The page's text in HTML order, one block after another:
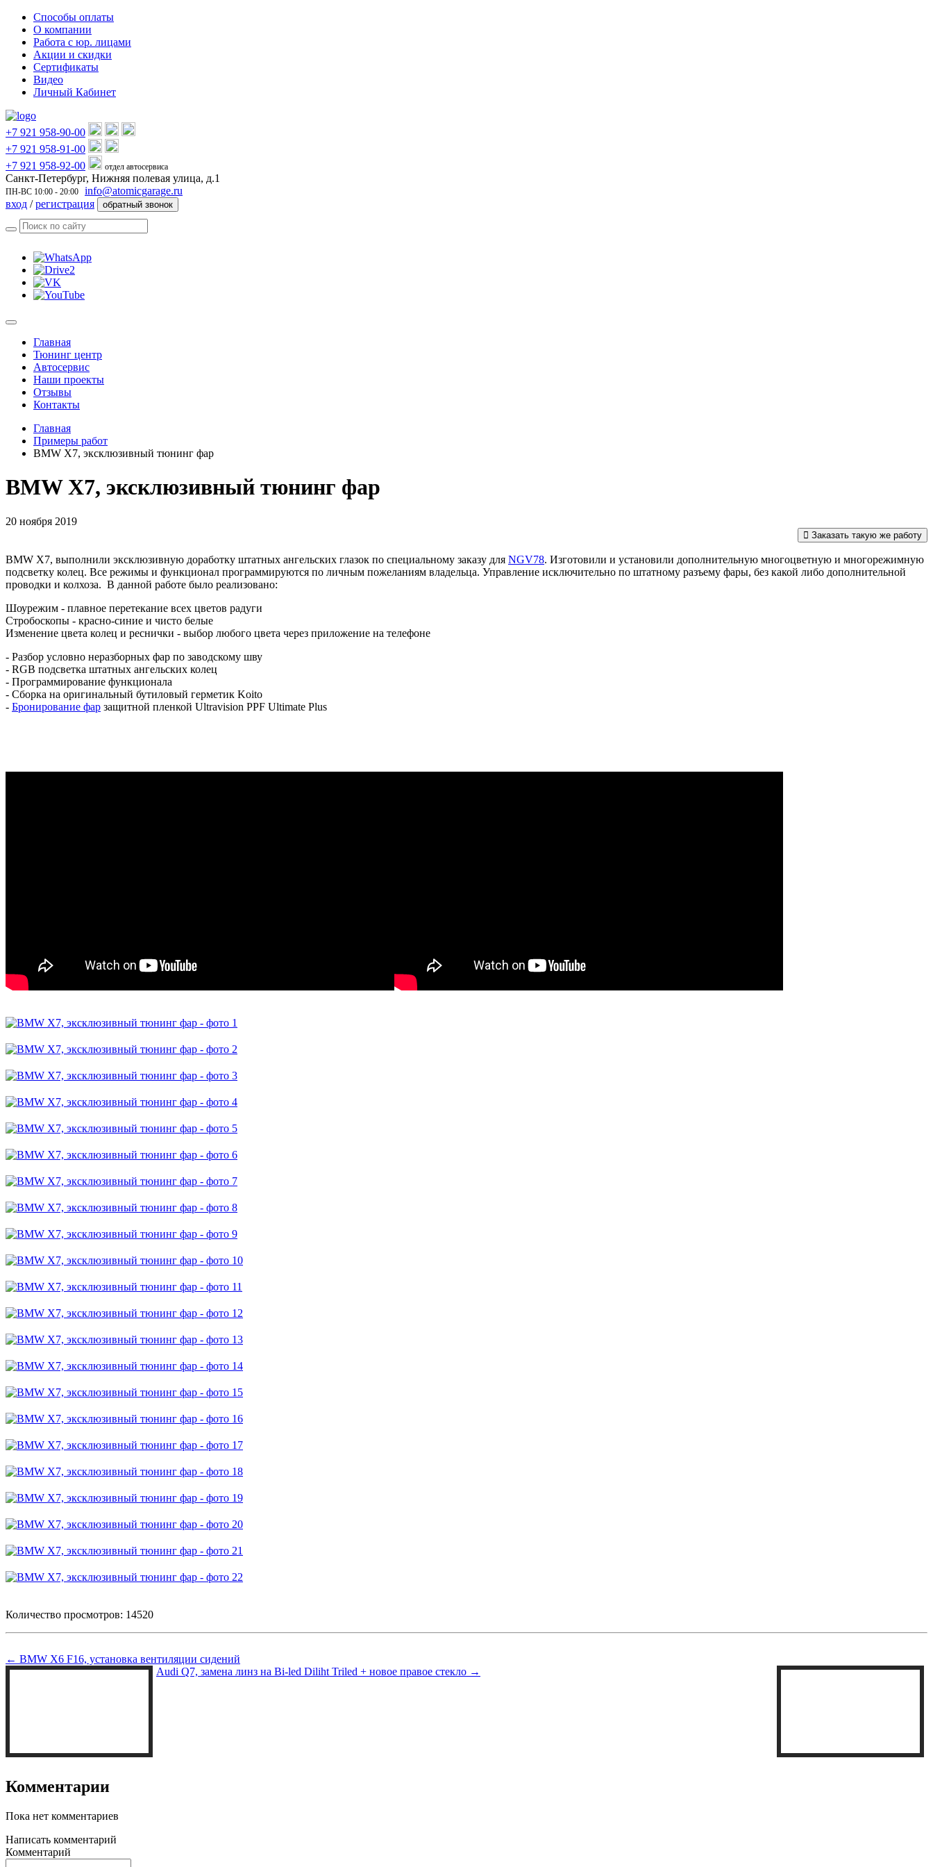
Способы оплаты
О компании
Работа с юр. лицами
Акции и скидки
Сертификаты
Видео
Личный Кабинет
+7 921 958-90-00
+7 921 958-91-00
+7 921 958-92-00
отдел автосервиса
Санкт-Петербург, Нижняя полевая улица, д.1
ПН-ВС 10:00 - 20:00
info@atomicgarage.ru
вход /регистрация обратный звонок
Toggle
navigationГлавная
Тюнинг центр
Автосервис
Наши проекты
Отзывы
Контакты
Главная
Примеры работ
BMW X7, эксклюзивный тюнинг фар
BMW X7, эксклюзивный тюнинг фар
20 ноября 2019
Заказать такую же работу
BMW X7, выполнили эксклюзивную доработку штатных ангельских глазок по специальному заказу для NGV78. Изготовили и установили дополнительную многоцветную и многорежимную
подсветку колец. Все режимы и функционал программируются по личным пожеланиям владельца. Управление исключительно по штатному разъему фары, без какой либо дополнительной
проводки и колхоза. В данной работе было реализовано:
Шоурежим - плавное перетекание всех цветов радуги
Стробоскопы - красно-синие и чисто белые
Изменение цвета колец и реснички - выбор любого цвета через приложение на телефоне
- Разбор условно неразборных фар по заводскому шву
- RGB подсветка штатных ангельских колец
- Программирование функционала
- Сборка на оригинальный бутиловый герметик Koito
- Бронирование фар защитной пленкой Ultravision PPF Ultimate Plus
Количество просмотров: 14520
← BMW X6 F16, установка вентиляции сидений
Audi Q7, замена линз на Bi-led Diliht Triled + новое правое стекло →
Комментарии
Пока нет комментариев
Написать комментарий
Комментарий